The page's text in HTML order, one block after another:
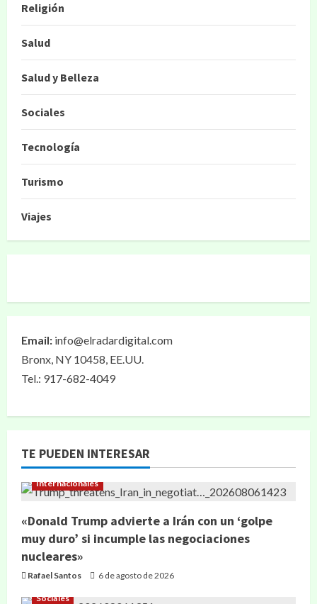
Religión
Salud
Salud y Belleza
Sociales
Tecnología
Turismo
Viajes
Email: info@elradardigital.com
Bronx, NY 10458, EE.UU.
Tel.: 917-682-4049
TE PUEDEN INTERESAR
Internacionales
«Donald Trump advierte a Irán con un ‘golpe
muy duro’ si incumple las negociaciones
nucleares»
Rafael Santos 6 de agosto de 2026
Sociales